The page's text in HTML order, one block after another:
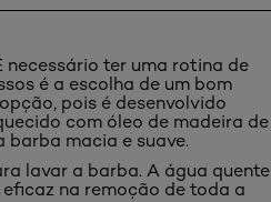
necessário ter uma rotina de
é a escolha de um bom
pois é desenvolvido
com óleo de madeira de
barba macia e suave.
lavar a barba. A água quente
na remoção de toda a